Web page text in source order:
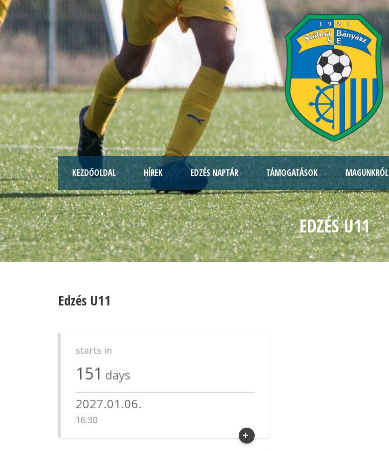
KEZDŐOLDAL HÍREK EDZÉS NAPTÁR TÁMOGATÁSOK MAGUNKRÓL
EDZÉS U11
Edzés U11
starts in
151 days
2027.01.06.
16:30